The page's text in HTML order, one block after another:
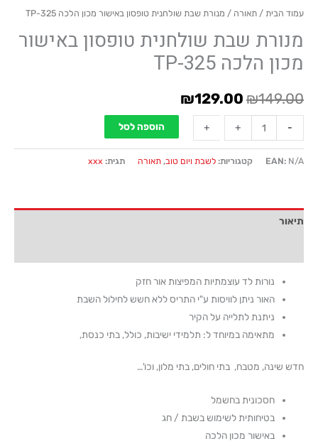
עמוד הבית / תאורה / מנורת שבת שולחנית טופסון באישור מכון הלכה TP-325
מנורת שבת שולחנית טופסון באישור
מכון הלכה TP-325
₪149.00
₪129.00
-
-
+
+ הוספה לסל
EAN: N/A קטגוריות: לשבת ויום טוב, תאורה תגית: xxx
תיאור
נורות לד עוצמתיות המפיצות אור חזק
האור ניתן לוויסות ע"י התריס ללא חשש לחילול השבת
ניתנת לתלייה על הקיר
מתאימה במיוחד ל: תלמידי ישיבות, כולל, בתי כנסת,
חדש שינה, מטבח, בתי חולים, בתי מלון, וכו'…
חסכונית בחשמל
בטיחותית לשימוש בשבת / חג
באישור מכון הלכה